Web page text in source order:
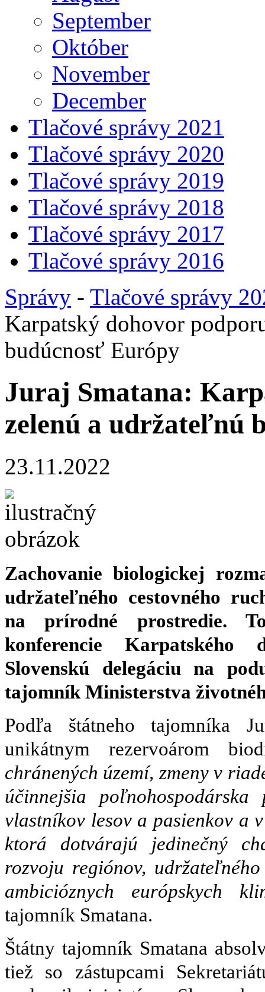
September
Október
November
December
Tlačové správy 2021
Tlačové správy 2020
Tlačové správy 2019
Tlačové správy 2018
Tlačové správy 2017
Tlačové správy 2016
Správy - Tlačové správy
Karpatský dohovor
budúcnosť Európy
Juraj Smatana:
zelenú a udržateľnú
23.11.2022
Zachovanie biologickej
udržateľného cestovného
na prírodné prostredie.
konferencie Karpatského
Slovenskú delegáciu na
tajomník Ministerstva
Podľa štátneho tajomníka
unikátnym rezervoárom
chránených území, zmeny v
účinnejšia
vlastníkov lesov a pasienkov a
ktorá dotvárajú jedinečný
rozvoju regiónov,
ambicióznych európskych
tajomník Smatana.
Štátny tajomník Smatana
tiež so zástupcami